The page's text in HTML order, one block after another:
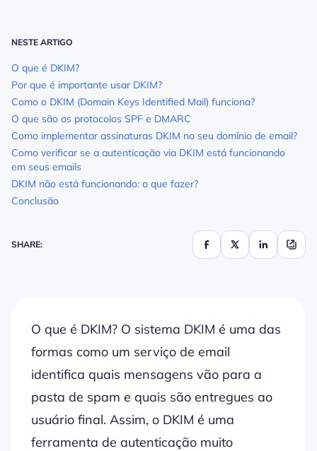
NESTE ARTIGO
O que é DKIM?
Por que é importante usar DKIM?
Como o DKIM (Domain Keys Identified Mail) funciona?
O que são os protocolos SPF e DMARC
Como implementar assinaturas DKIM no seu domínio de email?
Como verificar se a autenticação via DKIM está funcionando
em seus emails
DKIM não está funcionando: o que fazer?
Conclusão
SHARE:
O que é DKIM? O sistema DKIM é uma das
formas como um serviço de email
identifica quais mensagens vão para a
pasta de spam e quais são entregues ao
usuário final. Assim, o DKIM é uma
ferramenta de autenticação muito